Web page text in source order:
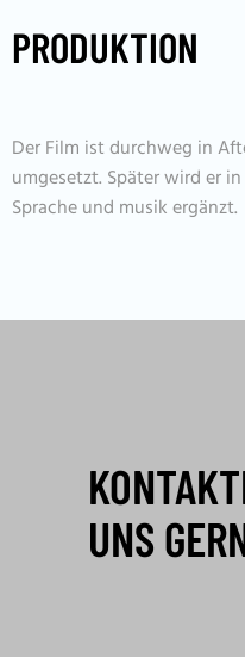
PRODUKTION
Der Film ist durchweg in
umgesetzt. Später wird er
Sprache und musik ergänzt.
UNS